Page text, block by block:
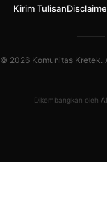
Kirim Tulisan
© 2026 Komunitas Kretek.
Dikembangkan oleh